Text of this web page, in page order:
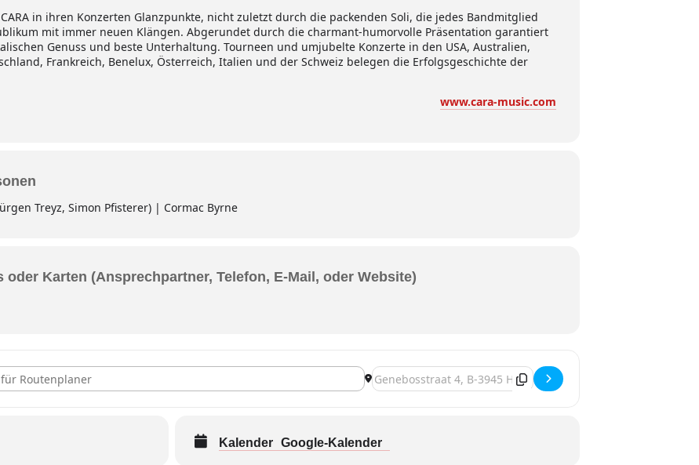
in ihren Konzerten Glanzpunkte, nicht zuletzt durch die packenden Soli, die jedes Bandmitglied
mit immer neuen Klängen. Abgerundet durch die charmant-humorvolle Präsentation garantiert
Genuss und beste Unterhaltung. Tourneen und umjubelte Konzerte in den USA, Australien,
Frankreich, Benelux, Österreich, Italien und der Schweiz belegen die Erfolgsgeschichte der
www.cara-music.com
Treyz, Simon Pfisterer) | Cormac Byrne
Karten (Ansprechpartner, Telefon, E-Mail, oder Website)
- "A Whole Festival Wrapped Up In One Band" feat. Cormac Byrne [Rshf6AQv0]Destination Address - B-Ham, Cara - "A Whole Festival
Kalender Google-Kalender